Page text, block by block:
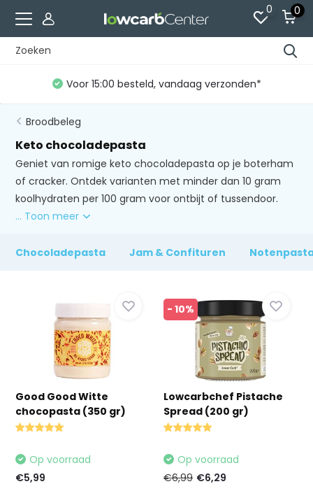
0 0
Gratis verzending vanaf €60 (NL)*
Broodbeleg
Keto chocoladepasta
Geniet van romige keto chocoladepasta op je boterham
of cracker. Ontdek varianten met minder dan 10 gram
koolhydraten per 100 gram voor ontbijt of tussendoor.
... Toon meer
Chocoladepasta Jam & Confituren
Good Good Witte
chocopasta (350 gr)
Op voorraad
€5,99
- 10%
Lowcarbchef Pistache
Spread (200 gr)
Op voorraad
€6,99 €6,29